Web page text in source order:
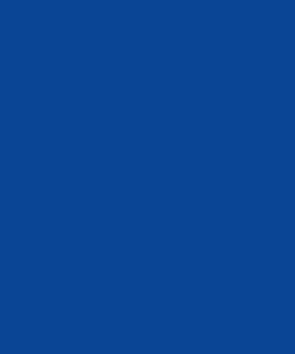
Tủ giày hiện nay cũng đa
đựng giày theo phong cách cổ
giày thông minh… để tương thích
trong nhà. Ngoài ra, bạn cũng có
năng khác như tủ để giày kết hợp
Có 2 loại kiểu
cánh mở và tủ giày cánh lật. Tủ giày
1 cánh hoặc 2 cánh mở ra 2 bên.
gồm ngăn đựng giày dép được mở
có diện tích nhỏ như chung cư, bạn
lật hoặc kệ giày kết hợp ghế ngồi
điểm của tủ giày cánh lật, một
tại HAVICO, là tiết kiệm không gian
hiện đại. Ngoài ra, tủ để giày với độ
làm ghế ngồi, kệ trang trí, hộc đựng